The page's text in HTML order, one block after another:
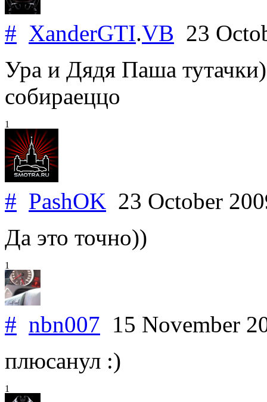
# XanderGTI.VB 23
Ура и Дядя Паша
собираеццо
1
# PashOK 23 October
Да это точно))
1
# nbn007 15 November
плюсанул :)
1